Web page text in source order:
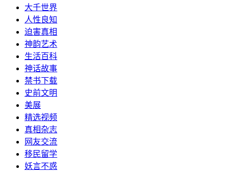
大千世界
人性良知
迫害真相
神韵艺术
生活百科
神话故事
禁书下载
史前文明
美展
精选视频
真相杂志
网友交流
移民留学
妖言不惑